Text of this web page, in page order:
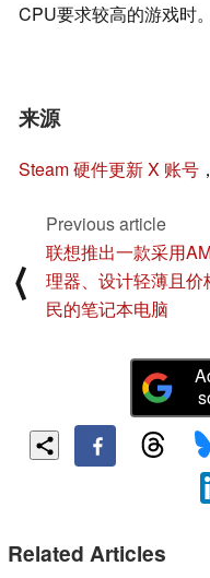
CPU要求较高的游戏时。
来源
Steam 硬件更新 X 账号 ，
⟨
Previous article
联想推出一款采用
理器、设计轻薄且价
民的笔记本电脑
Related Articles